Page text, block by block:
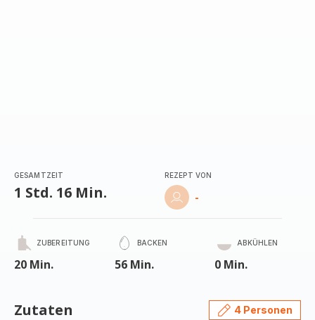
GESAMTZEIT
1 Std. 16 Min.
REZEPT VON
-
ZUBEREITUNG
20 Min.
BACKEN
56 Min.
ABKÜHLEN
0 Min.
Zutaten 4 Personen